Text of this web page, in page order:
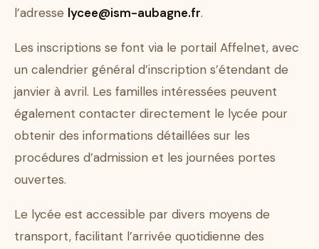
l’adresse lycee@ism-aubagne.fr.
Les inscriptions se font via le portail Affelnet, avec
un calendrier général d’inscription s’étendant de
janvier à avril. Les familles intéressées peuvent
également contacter directement le lycée pour
obtenir des informations détaillées sur les
procédures d’admission et les journées portes
ouvertes.
Le lycée est accessible par divers moyens de
transport, facilitant l’arrivée quotidienne des